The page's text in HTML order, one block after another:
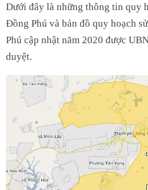
Dưới đây là những thông tin quy
Đồng Phú và bản đồ quy hoạch
Phú cập nhật năm 2020 được
duyệt.